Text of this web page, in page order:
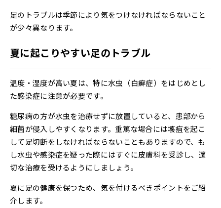
足のトラブルは季節により気をつけなければならないこと
が少々異なります。
夏に起こりやすい足のトラブル
温度・湿度が高い夏は、特に水虫（白癬症）をはじめとし
た感染症に注意が必要です。
糖尿病の方が水虫を治療せずに放置していると、患部から
細菌が侵入しやすくなります。重篤な場合には壊疽を起こ
して足切断をしなければならないこともありますので、も
し水虫や感染症を疑った際にはすぐに皮膚科を受診し、適
切な治療を受けるようにしましょう。
夏に足の健康を保つため、気を付けるべきポイントをご紹
介します。